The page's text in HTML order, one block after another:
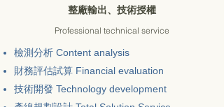
​整廠輸出、技術授權
Professional technical service
檢測分析 Content analysis
財務評估試算 Financial evaluation
技術開發 Technology development